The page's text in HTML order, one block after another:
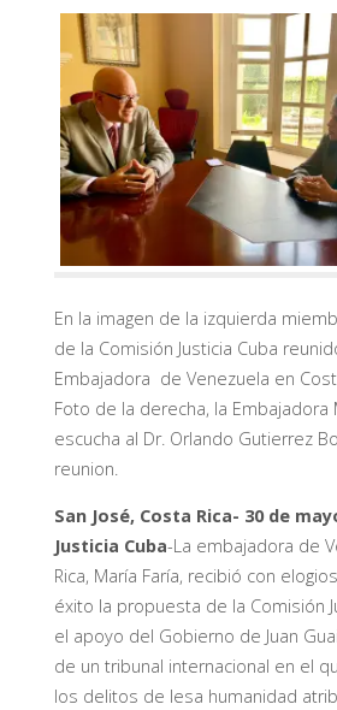
En la imagen de la izquierda
de la Comisión Justicia Cuba
Embajadora de Venezuela en
Foto de la derecha, la Embajadora
escucha al Dr. Orlando Gutierrez
reunion.
San José, Costa Rica- 30 de
Justicia Cuba-La embajadora de
Rica, María Faría, recibió con
éxito la propuesta de la Comisión
el apoyo del Gobierno de Juan
de un tribunal internacional en el
los delitos de lesa humanidad